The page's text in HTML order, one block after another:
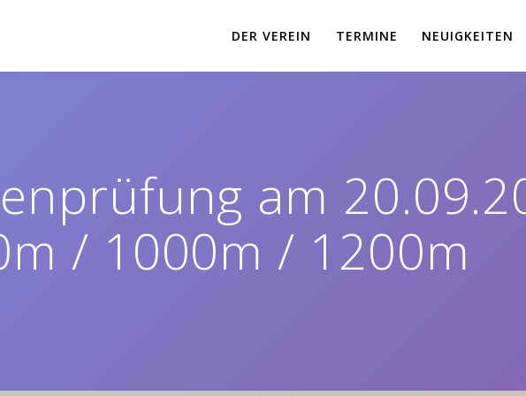
DER VEREIN TERMINE NEUIGKEITEN
am
/ 1000m / 1200m